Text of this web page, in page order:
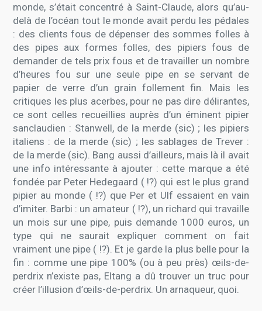
monde, s’était concentré à Saint-Claude, alors qu’au-
delà de l’océan tout le monde avait perdu les pédales
: des clients fous de dépenser des sommes folles à
des pipes aux formes folles, des pipiers fous de
demander de tels prix fous et de travailler un nombre
d’heures fou sur une seule pipe en se servant de
papier de verre d’un grain follement fin. Mais les
critiques les plus acerbes, pour ne pas dire délirantes,
ce sont celles recueillies auprès d’un éminent pipier
sanclaudien : Stanwell, de la merde (sic) ; les pipiers
italiens : de la merde (sic) ; les sablages de Trever :
de la merde (sic). Bang aussi d’ailleurs, mais là il avait
une info intéressante à ajouter : cette marque a été
fondée par Peter Hedegaard ( !?) qui est le plus grand
pipier au monde ( !?) que Per et Ulf essaient en vain
d’imiter. Barbi : un amateur ( !?), un richard qui travaille
un mois sur une pipe, puis demande 1000 euros, un
type qui ne saurait expliquer comment on fait
vraiment une pipe ( !?). Et je garde la plus belle pour la
fin : comme une pipe 100% (ou à peu près) œils-de-
perdrix n’existe pas, Eltang a dû trouver un truc pour
créer l’illusion d’œils-de-perdrix. Un arnaqueur, quoi.